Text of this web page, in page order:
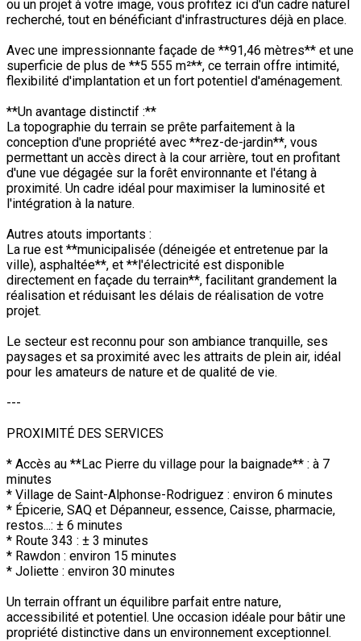
ou un projet à votre image, vous profitez ici d'un cadre naturel
recherché, tout en bénéficiant d'infrastructures déjà en place.
Avec une impressionnante façade de **91,46 mètres** et une
superficie de plus de **5 555 m²**, ce terrain offre intimité,
flexibilité d'implantation et un fort potentiel d'aménagement.
**Un avantage distinctif :**
La topographie du terrain se prête parfaitement à la
conception d'une propriété avec **rez-de-jardin**, vous
permettant un accès direct à la cour arrière, tout en profitant
d'une vue dégagée sur la forêt environnante et l'étang à
proximité. Un cadre idéal pour maximiser la luminosité et
l'intégration à la nature.
Autres atouts importants :
La rue est **municipalisée (déneigée et entretenue par la
ville), asphaltée**, et **l'électricité est disponible
directement en façade du terrain**, facilitant grandement la
réalisation et réduisant les délais de réalisation de votre
projet.
Le secteur est reconnu pour son ambiance tranquille, ses
paysages et sa proximité avec les attraits de plein air, idéal
pour les amateurs de nature et de qualité de vie.
---
PROXIMITÉ DES SERVICES
* Accès au **Lac Pierre du village pour la baignade** : à 7
minutes
* Village de Saint-Alphonse-Rodriguez : environ 6 minutes
* Épicerie, SAQ et Dépanneur, essence, Caisse, pharmacie,
restos...: ± 6 minutes
* Route 343 : ± 3 minutes
* Rawdon : environ 15 minutes
* Joliette : environ 30 minutes
Un terrain offrant un équilibre parfait entre nature,
accessibilité et potentiel. Une occasion idéale pour bâtir une
propriété distinctive dans un environnement exceptionnel.